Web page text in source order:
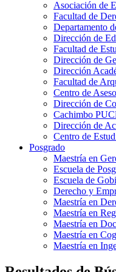
Asociación de
Facultad de
Departamento
Dirección de
Facultad de
Dirección de
Dirección
Facultad de
Centro de
Dirección de
Cachimbo
Dirección de
Centro de
Posgrado
Maestría en
Escuela de
Escuela de
Derecho y
Maestría en
Maestría en
Maestría en
Maestría en
Maestría en